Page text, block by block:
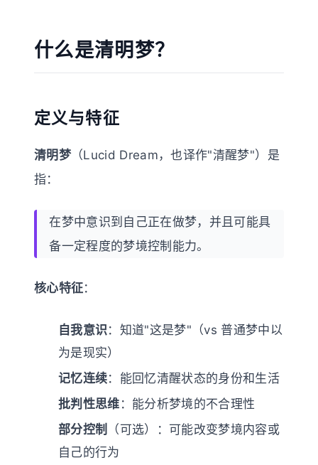
什么是清明梦？
定义与特征
清明梦（Lucid Dream，也译作"清醒梦"）是
指：
在梦中意识到自己正在做梦，并且可能具
备一定程度的梦境控制能力。
核心特征：
自我意识 ：知道"这是梦"（vs 普通梦中以
为是现实）
记忆连续：能回忆清醒状态的身份和生活
批判性思维 ：能分析梦境的不合理性
部分控制
（可选）：可能改变梦境内容或
自己的行为